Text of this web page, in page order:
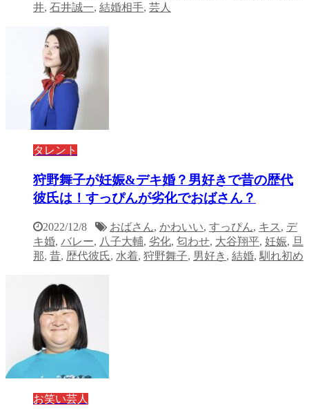
井, 石井誠一, 結婚相手, 芸人
タレント
狩野舞子が妊娠&デキ婚？男好きで昔の歴代
彼氏は！すっぴんが劣化でおばさん？
2022/12/8 おばさん, かわいい, すっぴん, キス , デ
キ婚, バレー, 八子大輔, 劣化, 匂わせ, 大谷翔平, 妊娠, 旦
那, 昔, 歴代彼氏, 水着, 狩野舞子, 男好き , 結婚, 馴れ初め
お笑い芸人